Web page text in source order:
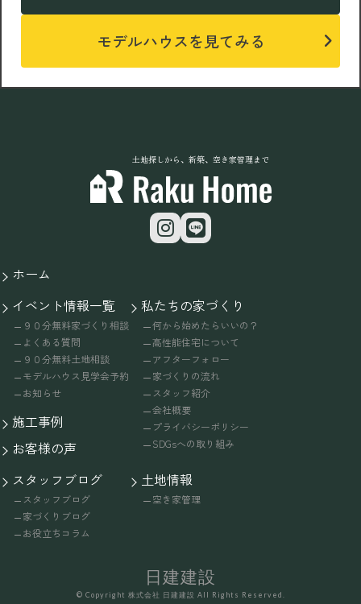
モデルハウスを見てみる
土地探しから、新築、空き家管理まで
ホーム
イベント情報一覧
９０分無料家づくり相談
よくある質問
９０分無料土地相談
モデルハウス見学会予約
お知らせ
施工事例
お客様の声
私たちの家づくり
何から始めたらいいの？
高性能住宅について
アフターフォロー
家づくりの流れ
スタッフ紹介
会社概要
プライバシーポリシー
SDGsへの取り組み
スタッフブログ
スタッフブログ
家づくりブログ
お役立ちコラム
土地情報
空き家管理
日建建設
© Copyright 株式会社 日建建設 All Rights Reserved.